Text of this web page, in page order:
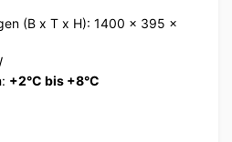
(B x T x H): 1400 x 395 x
+2°C bis +8°C